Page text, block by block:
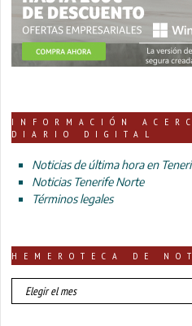
INFORMACIÓN
DIARIO DIGITAL
Noticias de última hora en
Noticias Tenerife Norte
Términos legales
HEMEROTECA DE
HEMEROTECA
DE